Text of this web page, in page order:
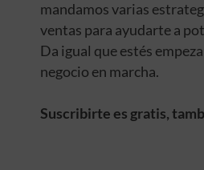
mandamos varias
ventas para ayudarte a
Da igual que estés
negocio en marcha.
Suscribirte es gratis,